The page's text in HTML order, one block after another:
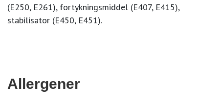
(E250, E261), fortykningsmiddel (E407, E415),
stabilisator (E450, E451).
Allergener